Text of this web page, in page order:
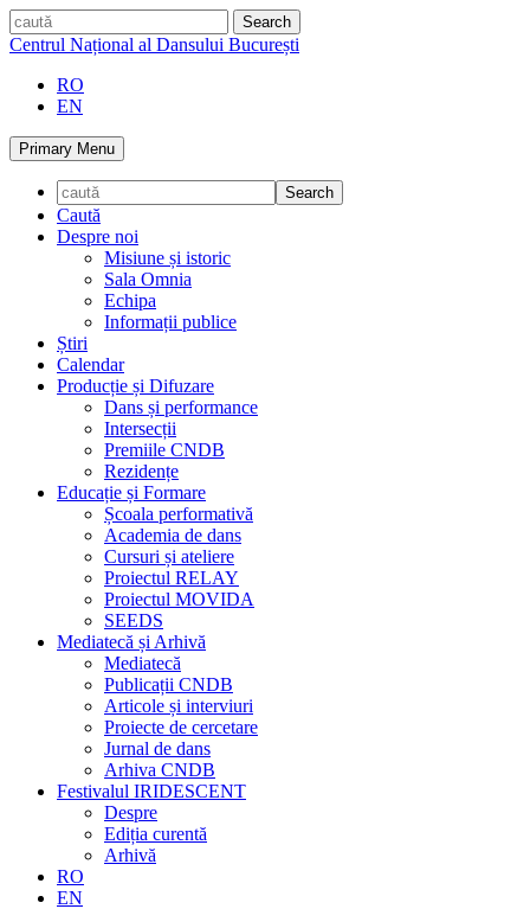
Skip
to
caută
Centrul Național al Dansului București
RO
EN
Primary Menu
Caută
Despre noi
Misiune și istoric
Sala Omnia
Echipa
Informații publice
Știri
Calendar
Producție și Difuzare
Dans și performance
Intersecții
Premiile CNDB
Rezidențe
Educație și Formare
Școala performativă
Academia de dans
Cursuri și ateliere
Proiectul RELAY
Proiectul MOVIDA
SEEDS
Mediatecă și Arhivă
Mediatecă
Publicații CNDB
Articole și interviuri
Proiecte de cercetare
Jurnal de dans
Arhiva CNDB
Festivalul IRIDESCENT
Despre
Ediția curentă
Arhivă
RO
EN